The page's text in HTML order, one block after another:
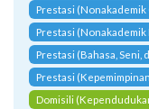
Prestasi (Nonakademik
Prestasi (Nonakademik
Prestasi (Bahasa, Seni,
Prestasi
Domisili